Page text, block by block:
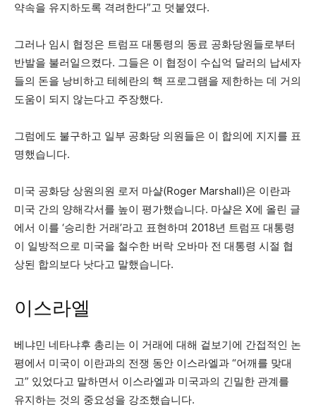
약속을 유지하도록 격려한다”고 덧붙였다.
그러나 임시 협정은 트럼프 대통령의 동료 공화당원들로부터
반발을 불러일으켰다. 그들은 이 협정이 수십억 달러의 납세자
들의 돈을 낭비하고 테헤란의 핵 프로그램을 제한하는 데 거의
도움이 되지 않는다고 주장했다.
그럼에도 불구하고 일부 공화당 의원들은 이 합의에 지지를 표
명했습니다.
미국 공화당 상원의원 로저 마샬(Roger Marshall)은 이란과
미국 간의 양해각서를 높이 평가했습니다. 마샬은 X에 올린 글
에서 이를 ‘승리한 거래’라고 표현하며 2018년 트럼프 대통령
이 일방적으로 미국을 철수한 버락 오바마 전 대통령 시절 협
상된 합의보다 낫다고 말했습니다.
이스라엘
베냐민 네타냐후 총리는 이 거래에 대해 겉보기에 간접적인 논
평에서 미국이 이란과의 전쟁 동안 이스라엘과 “어깨를 맞대
고” 있었다고 말하면서 이스라엘과 미국과의 긴밀한 관계를
유지하는 것의 중요성을 강조했습니다.